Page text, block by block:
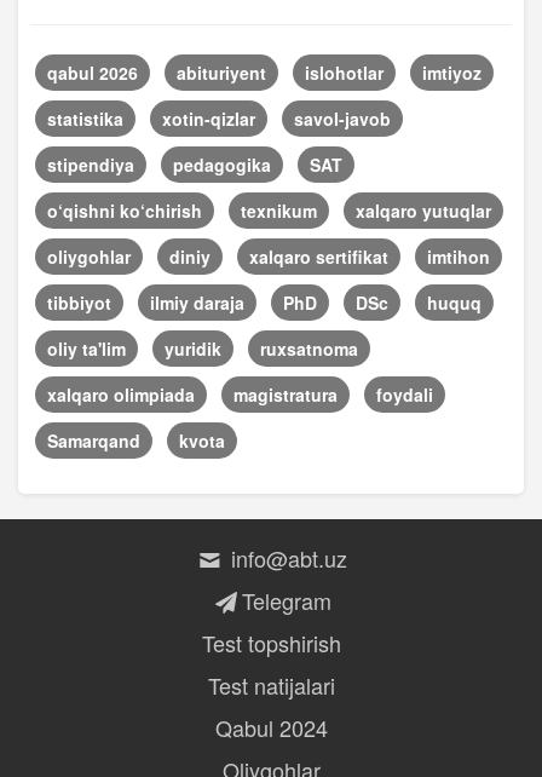
qabul 2026 abituriyent islohotlar
imtiyoz
statistika
xotin-qizlar
savol-javob
stipendiya
pedagogika
SAT
o‘qishni ko‘chirish
texnikum
xalqaro yutuqlar
oliygohlar
diniy xalqaro sertifikat
imtihon
tibbiyot
ilmiy daraja PhD DSc
huquq
oliy ta'lim
yuridik
ruxsatnoma
xalqaro olimpiada
magistratura
foydali
Samarqand
kvota
info@abt.uz
Telegram
Test topshirish
Test natijalari
Qabul 2024
Oliygohlar